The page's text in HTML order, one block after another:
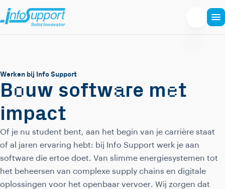
Werken bij Info Support
Bouw software met
impact
Of je nu student bent, aan het begin van je carrière staat
of al jaren ervaring hebt: bij Info Support werk je aan
software die ertoe doet. Van slimme energiesystemen tot
het beheersen van complexe supply chains en digitale
oplossingen voor het openbaar vervoer. Wij zorgen dat